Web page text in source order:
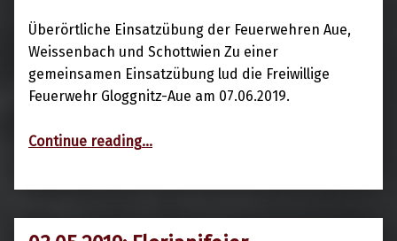
Überörtliche Einsatzübung der Feuerwehren Aue,
Weissenbach und Schottwien Zu einer
gemeinsamen Einsatzübung lud die Freiwillige
Feuerwehr Gloggnitz-Aue am 07.06.2019.
Continue reading“07.06.2019: Überörtliche Einsatzübung in Aue”
…